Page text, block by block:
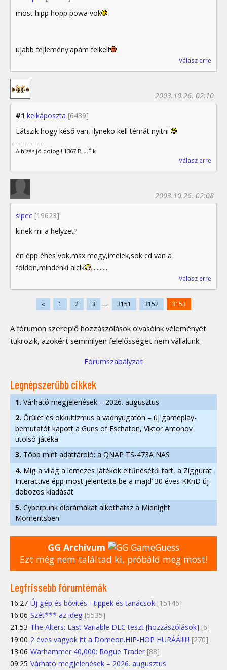
most hipp hopp powa vok
ujabb fejlemény:apám felkelt
Válasz erre
#1 kelkáposzta [6439]
2003.10.26. 02:10
Látszik hogy késő van, ilyneko kell témát nyitni
A hízás jó dolog ! 1367 B.u.É.k
Válasz erre
sipec [19623]
2003.10.26. 02:08
kinek mi a helyzet?
én épp éhes vok,msx megy,ircelek,sok cd van a
földön,mindenki alcik
...........
Válasz erre
« 1 2 3 ... 3151 3152 3153
A fórumon szereplő hozzászólások olvasóink véleményét
tükrözik, azokért semmilyen felelősséget nem vállalunk.
Fórumszabályzat
Legnépszerűbb cikkek
1. Várható megjelenések – 2026. augusztus
2. Őrület és okkultizmus a vadnyugaton – új gameplay-
bemutatót kapott a Guns of Eschaton, Viktor Antonov
utolsó játéka
3. Több mint adattároló: a QNAP TS-473A NAS
4. Míg a világ a lemezes játékok eltűnésétől tart, a Ziggurat
Interactive épp most jelentette be a majd’ 30 éves KKnD új
dobozos kiadását
5. Cyberpunk diorámákat alkothatsz a Midnight
Momentsben
GG Archívum
Ezt még nem találtad ki, próbáld meg most!
Legfrissebb fórumtémák
16:27 Új gép és bővítés - tippek és tanácsok [15146]
16:06 Szét*** az ideg [5535]
21:53 The Alters: Last Variable DLC teszt [hozzászólások] [6]
19:00 2 éves vagyok itt a Domeon.HIP-HOP HURÁÁ!!!!!! [270]
13:06 Warhammer 40,000: Rogue Trader [88]
09:25 Várható megjelenések – 2026. augusztus